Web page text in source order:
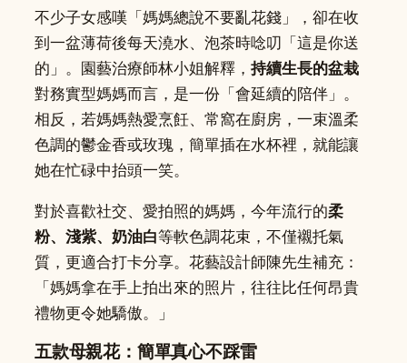
不少子女感嘆「媽媽總說不要亂花錢」，卻在收
到一盆薄荷後每天澆水、泡茶時唸叨「這是你送
的」。園藝治療師林小姐解釋， 持續生長的盆栽
對務實型媽媽而言，是一份「會延續的陪伴」。
相反，若媽媽熱愛烹飪、常窩在廚房，一束溫柔
色調的鬱金香或玫瑰，簡單插在水杯裡，就能讓
她在忙碌中抬頭一笑。
對於喜歡社交、愛拍照的媽媽，今年流行的柔
粉、淺紫、奶油白等軟色調花束，不僅襯托氣
質，更適合打卡分享。花藝設計師陳先生補充：
「媽媽拿在手上拍出來的照片，往往比任何昂貴
禮物更令她驕傲。」
五款母親花：簡單真心不踩雷